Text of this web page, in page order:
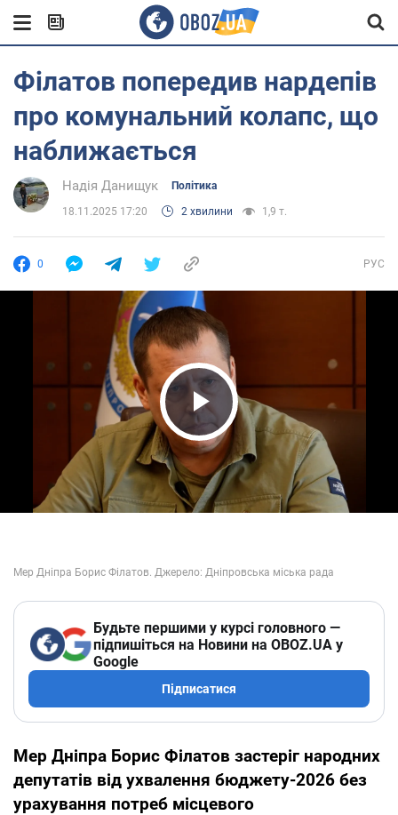
Філатов попередив нардепів
про комунальний колапс, що
наближається
Надія Данищук Політика
18.11.2025 17:20 2 хвилини 1,9 т.
0 РУС
Play Video
Будьте першими у курсі головного —
підпишіться на Новини на OBOZ.UA у
Google
Підписатися
Мер Дніпра Борис Філатов застеріг народних
депутатів від ухвалення бюджету-2026 без
урахування потреб місцевого